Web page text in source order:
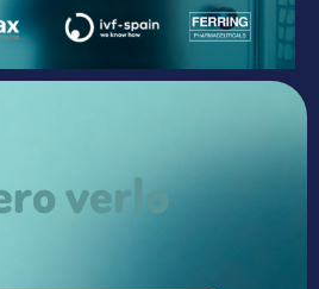
verlo